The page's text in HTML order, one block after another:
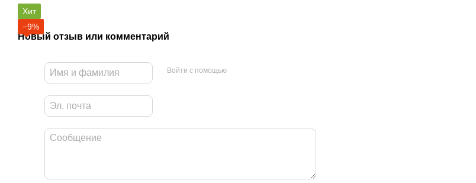
Хит
−9%
Новый отзыв или комментарий
Войти с помощью